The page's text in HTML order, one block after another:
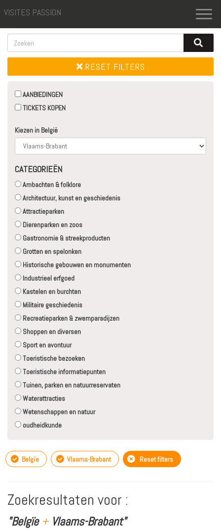
VISITES PASSION
RESET FILTERS
AANBIEDINGEN
TICKETS KOPEN
Kiezen in België
CATEGORIEËN
Ambachten & folklore
Architectuur, kunst en geschiedenis
Attractieparken
Dierenparken en zoos
Gastronomie & streekproducten
Grotten en spelonken
Historische gebouwen en monumenten
Industrieel erfgoed
Kastelen en burchten
Militaire geschiedenis
Recreatieparken & zwemparadijzen
Shoppen en diversen
Sport en avontuur
Toeristische bezoeken
Toeristische informatiepunten
Tuinen, parken en natuurreservaten
Waterattracties
Wetenschappen en natuur
oudheidkunde
Belgïe Vlaams-Brabant Reset filters
Zoekresultaten voor :
"Belgïe +Vlaams-Brabant"